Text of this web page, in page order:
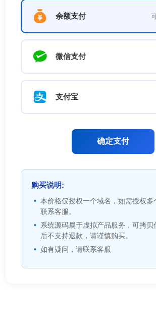
余额支付
微信支付
支付宝
确定支付
购买说明:
本价格仅授权一个域名，如需授权多
联系客服。
系统源码属于虚拟产品服务，可拷贝
后不支持退款，请谨慎购买。
如有疑问，请联系客服